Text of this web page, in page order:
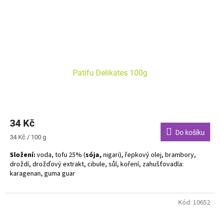
Patifu Delikates 100g
34 Kč
Měrná
34 Kč / 100 g
Do košíku
Složení: voda, tofu 25% (sója, nigari), řepkový olej, brambory,
droždí, drožďový extrakt, cibule, sůl, koření, zahušťovadla:
karagenan, guma guar
Alergeny zvýrazněny tučně
Kód: 10652